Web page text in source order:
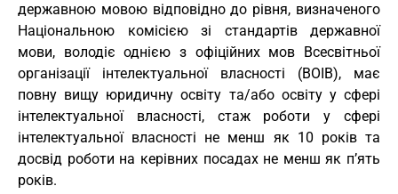
державною мовою відповідно до рівня, визначеного
Національною комісією зі стандартів державної
мови, володіє однією з офіційних мов Всесвітньої
організації інтелектуальної власності (ВОІВ), має
повну вищу юридичну освіту та/або освіту у сфері
інтелектуальної власності, стаж роботи у сфері
інтелектуальної власності не менш як 10 років та
досвід роботи на керівних посадах не менш як п’ять
років.